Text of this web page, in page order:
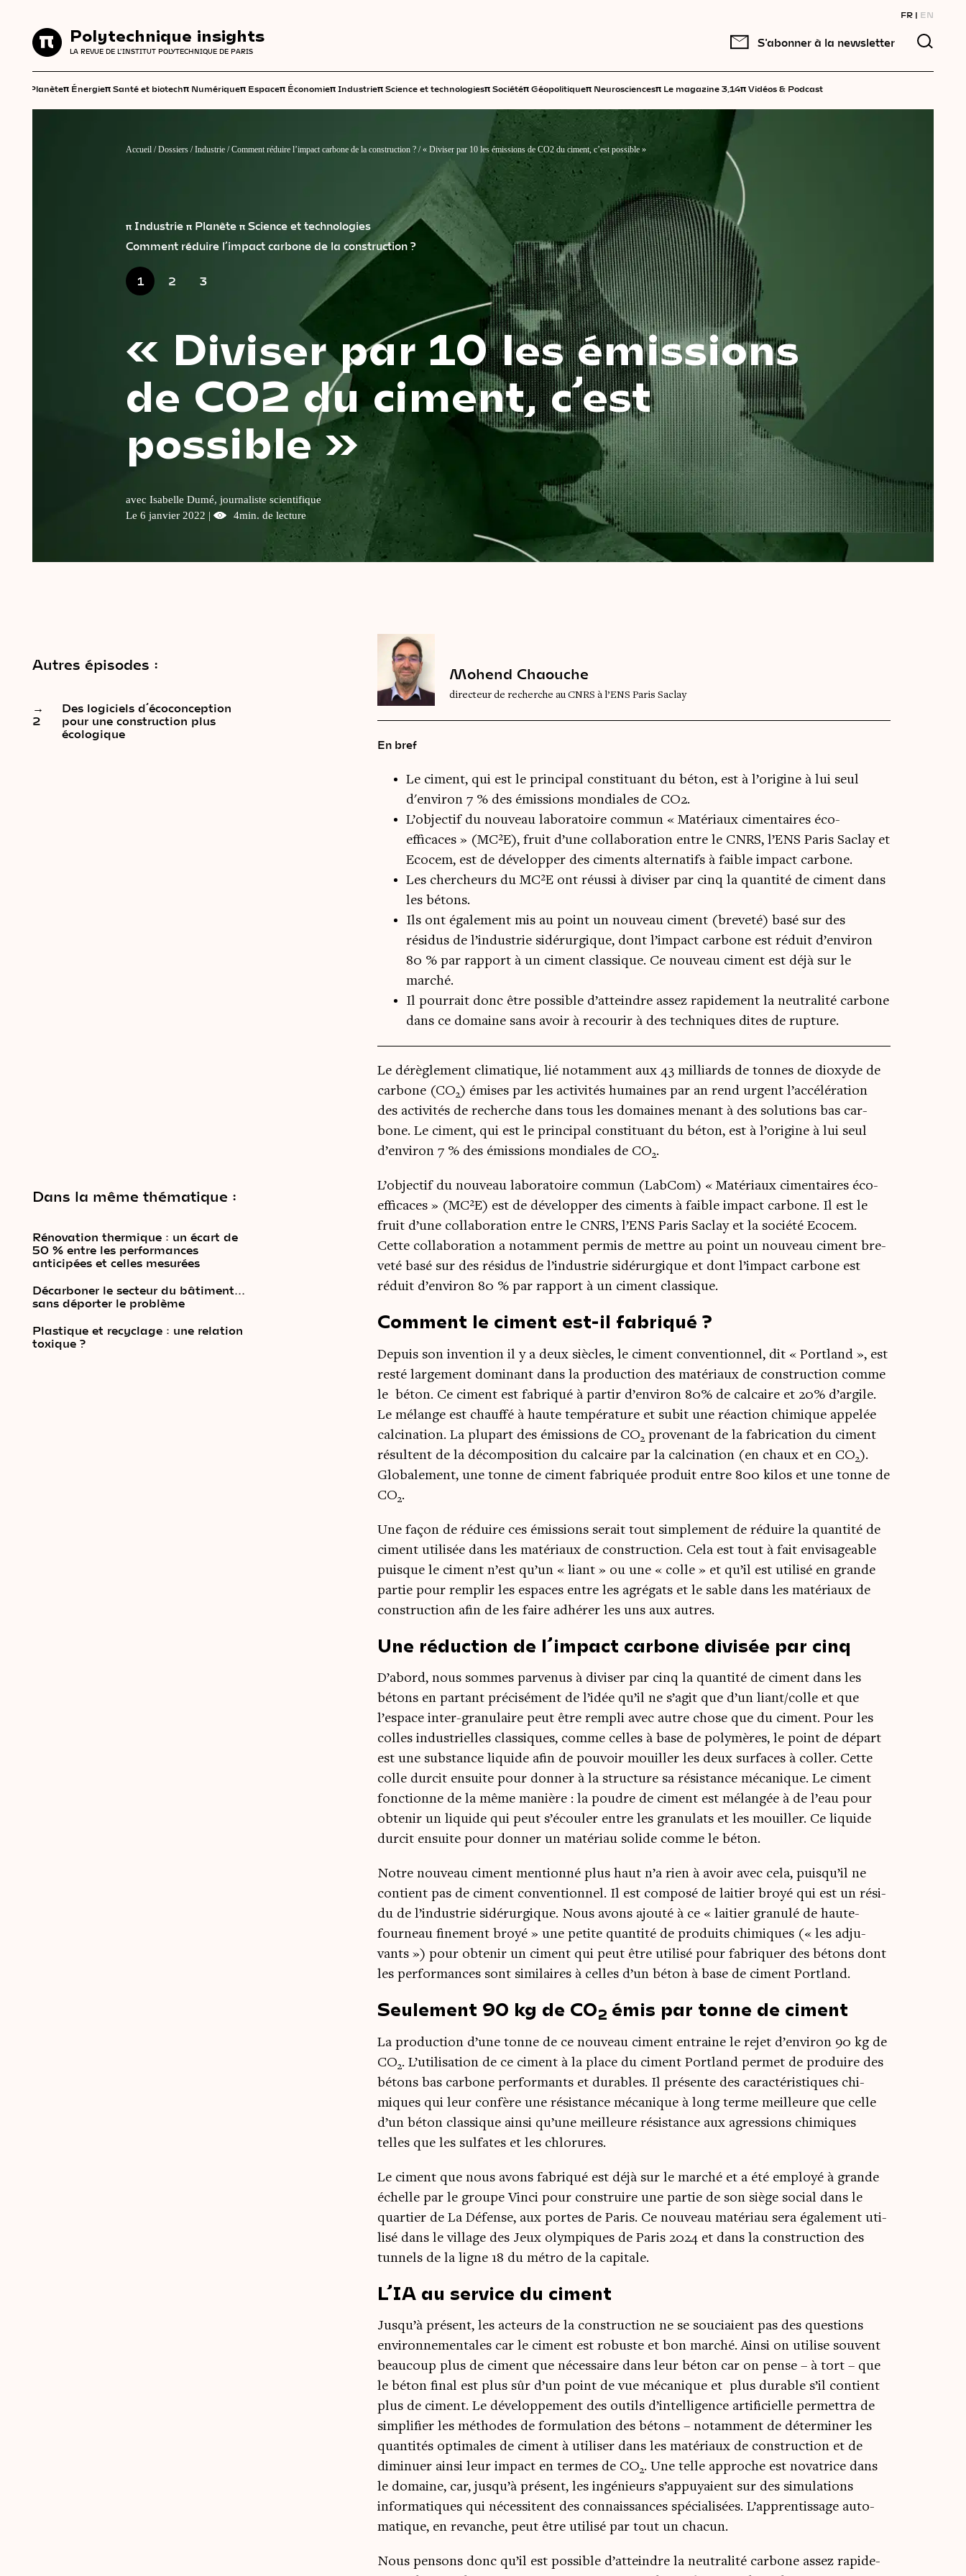
FR EN
Polytechnique insights
LA REVUE DE L'INSTITUT POLYTECHNIQUE DE PARIS
S'abonner à la newsletter
Planèteπ Énergieπ Santé et biotechπ Numériqueπ Espaceπ Économieπ Industrieπ Science et technologiesπ Sociétéπ Géopolitiqueπ Neurosciencesπ Le magazine 3,14π Vidéos & Podcast
Polytechnique insights
LA REVUE DE L'INSTITUT POLYTECHNIQUE DE PARIS
Accueil /Dossiers /Industrie /Comment réduire l’impact carbone de la construction ? /« Diviser par 10 les émissions de CO2 du ciment, c’est possible »
π Industrie π Planète π Science et technologies
Comment réduire l’impact carbone de la construction ?
1 2 3
« Diviser par 10 les émissions
de CO2 du ciment, c’est
possible »
avec Isabelle Dumé, journaliste scientifique
Le 6 janvier 2022 |
4min. de lecture
Autres épisodes :
→
2
Des logiciels d’écoconception
pour une construction plus
écologique
Dans la même thématique :
Rénovation thermique : un écart de
50 % entre les performances
anticipées et celles mesurées
Décarboner le secteur du bâtiment…
sans déporter le problème
Plastique et recyclage : une relation
toxique ?
Mohend Chaouche
directeur de recherche au CNRS à l’ENS Paris Saclay
En bref
Le ciment, qui est le principal constituant du béton, est à l’origine à lui seul
d'environ 7 % des émissions mondiales de CO2.
L’objectif du nouveau laboratoire commun « Matériaux cimentaires éco-
efficaces » (MC²E), fruit d’une collaboration entre le CNRS, l’ENS Paris Saclay et
Ecocem, est de développer des ciments alternatifs à faible impact carbone.
Les chercheurs du MC²E ont réussi à diviser par cinq la quantité de ciment dans
les bétons.
Ils ont également mis au point un nouveau ciment (breveté) basé sur des
résidus de l’industrie sidérurgique, dont l’impact carbone est réduit d’environ
80 % par rapport à un ciment classique. Ce nouveau ciment est déjà sur le
marché.
Il pourrait donc être possible d’atteindre assez rapidement la neutralité carbone
dans ce domaine sans avoir à recourir à des techniques dites de rupture.
Le dérè­gle­ment cli­ma­tique, lié notam­ment aux 43 mil­liards de tonnes de dioxyde de
car­bone (CO2) émises par les acti­vi­tés humaines par an rend urgent l’accélération
des acti­vi­tés de recherche dans tous les domaines menant à des solu­tions bas car­
bone. Le ciment, qui est le prin­ci­pal consti­tuant du béton, est à l’origine à lui seul
d’en­vi­ron 7 % des émis­sions mon­diales de CO2.
L’objectif du nou­veau labo­ra­toire com­mun (Lab­Com) « Maté­riaux cimen­taires éco-
effi­caces » (MC²E) est de déve­lop­per des ciments à faible impact car­bone. Il est le
fruit d’une col­la­bo­ra­tion entre le CNRS, l’ENS Paris Saclay et la socié­té Eco­cem.
Cette col­la­bo­ra­tion a notam­ment per­mis de mettre au point un nou­veau ciment bre­
ve­té basé sur des rési­dus de l’in­dus­trie sidé­rur­gique et dont l’im­pact car­bone est
réduit d’en­vi­ron 80 % par rap­port à un ciment classique.
Comment le ciment est-il fabriqué ?
Depuis son inven­tion il y a deux siècles, le ciment conven­tion­nel, dit « Port­land », est
res­té lar­ge­ment domi­nant dans la pro­duc­tion des maté­riaux de construc­tion comme
le béton. Ce ciment est fabri­qué à par­tir d’environ 80% de cal­caire et 20% d’argile.
Le mélange est chauf­fé à haute tem­pé­ra­ture et subit une réac­tion chi­mique appe­lée
cal­ci­na­tion. La plu­part des émis­sions de CO2 pro­ve­nant de la fabri­ca­tion du ciment
résultent de la décom­po­si­tion du cal­caire par la cal­ci­na­tion (en chaux et en CO2).
Glo­ba­le­ment, une tonne de ciment fabri­quée pro­duit entre 800 kilos et une tonne de
CO2.
Une façon de réduire ces émis­sions serait tout sim­ple­ment de réduire la quan­ti­té de
ciment uti­li­sée dans les maté­riaux de construc­tion. Cela est tout à fait envi­sa­geable
puisque le ciment n’est qu’un « liant » ou une « colle » et qu’il est uti­li­sé en grande
par­tie pour rem­plir les espaces entre les agré­gats et le sable dans les maté­riaux de
construc­tion afin de les faire adhé­rer les uns aux autres.
Une réduction de l’impact carbone divisée par cinq
D’abord, nous sommes par­ve­nus à divi­ser par cinq la quan­ti­té de ciment dans les
bétons en par­tant pré­ci­sé­ment de l’i­dée qu’il ne s’a­git que d’un liant/colle et que
l’espace inter-gra­nu­laire peut être rem­pli avec autre chose que du ciment. Pour les
colles indus­trielles clas­siques, comme celles à base de poly­mères, le point de départ
est une sub­stance liquide afin de pou­voir mouiller les deux sur­faces à col­ler. Cette
colle dur­cit ensuite pour don­ner à la struc­ture sa résis­tance méca­nique. Le ciment
fonc­tionne de la même manière : la poudre de ciment est mélan­gée à de l’eau pour
obte­nir un liquide qui peut s’é­cou­ler entre les gra­nu­lats et les mouiller. Ce liquide
dur­cit ensuite pour don­ner un maté­riau solide comme le béton.
Notre nou­veau ciment men­tion­né plus haut n’a rien à avoir avec cela, puis­qu’il ne
contient pas de ciment conven­tion­nel. Il est com­po­sé de lai­tier broyé qui est un rési­
du de l’in­dus­trie sidé­rur­gique. Nous avons ajou­té à ce « lai­tier gra­nu­lé de haute-
four­neau fine­ment broyé » une petite quan­ti­té de pro­duits chi­miques (« les adju­
vants ») pour obte­nir un ciment qui peut être uti­li­sé pour fabri­quer des bétons dont
les per­for­mances sont simi­laires à celles d’un béton à base de ciment Portland.
Seulement 90 kg de CO2 émis par tonne de ciment
La pro­duc­tion d’une tonne de ce nou­veau ciment entraine le rejet d’environ 90 kg de
CO2. L’utilisation de ce ciment à la place du ciment Port­land per­met de pro­duire des
bétons bas car­bone per­for­mants et durables. Il pré­sente des carac­té­ris­tiques chi­
miques qui leur confère une résis­tance méca­nique à long terme meilleure que celle
d’un béton clas­sique ain­si qu’une meilleure résis­tance aux agres­sions chi­miques
telles que les sul­fates et les chlorures.
Le ciment que nous avons fabri­qué est déjà sur le mar­ché et a été employé à grande
échelle par le groupe Vin­ci pour construire une par­tie de son siège social dans le
quar­tier de La Défense, aux portes de Paris. Ce nou­veau maté­riau sera éga­le­ment uti­
li­sé dans le vil­lage des Jeux olym­piques de Paris 2024 et dans la construc­tion des
tun­nels de la ligne 18 du métro de la capitale.
L’IA au service du ciment
Jusqu’à pré­sent, les acteurs de la construc­tion ne se sou­ciaient pas des ques­tions
envi­ron­ne­men­tales car le ciment est robuste et bon mar­ché. Ain­si on uti­lise sou­vent
beau­coup plus de ciment que néces­saire dans leur béton car on pense – à tort – que
le béton final est plus sûr d’un point de vue méca­nique et plus durable s’il contient
plus de ciment. Le déve­lop­pe­ment des outils d’intelligence arti­fi­cielle per­met­tra de
sim­pli­fier les méthodes de for­mu­la­tion des bétons – notam­ment de déter­mi­ner les
quan­ti­tés opti­males de ciment à uti­li­ser dans les maté­riaux de construc­tion et de
dimi­nuer ain­si leur impact en termes de CO2. Une telle approche est nova­trice dans
le domaine, car, jusqu’à pré­sent, les ingé­nieurs s’appuyaient sur des simu­la­tions
infor­ma­tiques qui néces­sitent des connais­sances spé­cia­li­sées. L’apprentissage auto­
ma­tique, en revanche, peut être uti­li­sé par tout un chacun.
Nous pen­sons donc qu’il est pos­sible d’atteindre la neu­tra­li­té car­bone assez rapi­de­